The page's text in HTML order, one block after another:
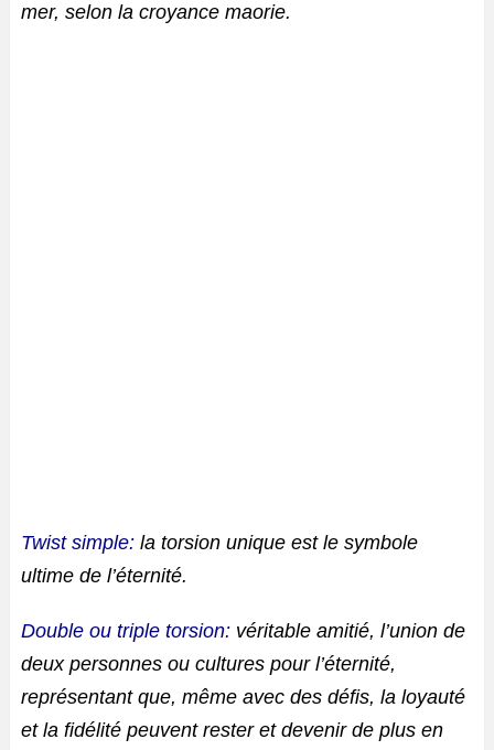
mer, selon la croyance maorie.
Twist simple: la torsion unique est le symbole
ultime de l’éternité.
Double ou triple torsion: véritable amitié, l’union de
deux personnes ou cultures pour l’éternité,
représentant que, même avec des défis, la loyauté
et la fidélité peuvent rester et devenir de plus en